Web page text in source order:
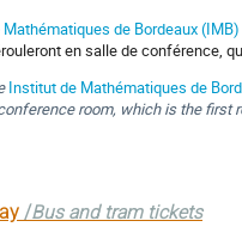
de Bordeaux
en salle de conférence,
Institut de Mathématiques de
room, which is the first
/Bus and tram tickets